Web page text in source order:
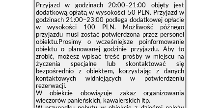
Przyjazd w godzinach 20:00–21:00 objęty jest
dodatkową opłatą w wysokości 50 PLN. Przyjazd w
godzinach 21:00–23:00 podlega dodatkowej opłacie
w wysokości 100 PLN. Możliwość późnego
przyjazdu musi zostać potwierdzona przez personel
obiektu.Prosimy o wcześniejsze poinformowanie
obiektu o planowanej godzinie przyjazdu. Aby to
zrobić, możesz wpisać treść prośby w miejscu na
życzenia specjalne lub skontaktować się
bezpośrednio z obiektem, korzystając z danych
kontaktowych widniejących w potwierdzeniu
rezerwacji.
W obiekcie obowiązuje zakaz organizowania
wieczorów panieńskich, kawalerskich itp.